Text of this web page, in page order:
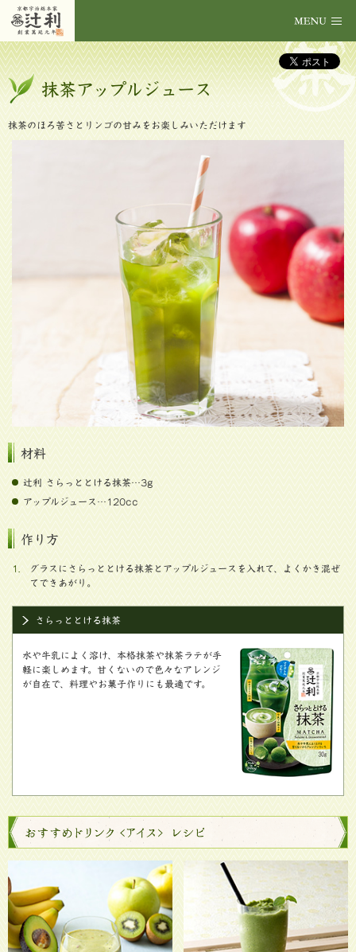
抹茶アップルジュース
抹茶のほろ苦さとリンゴの甘みをお楽しみいただけます
材料
辻󠄀利 さらっととける抹茶…3g
アップルジュース…120cc
作り方
1.
グラスにさらっととける抹茶とアップルジュースを入れて、よくかき混ぜ
てできあがり。
さらっととける抹茶
水や牛乳によく溶け、本格抹茶や抹茶ラテが手
軽に楽しめます。甘くないので色々なアレンジ
が自在で、料理やお菓子作りにも最適です。